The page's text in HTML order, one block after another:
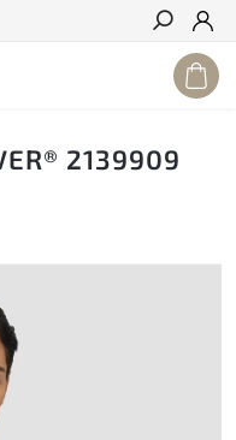
Hľadať
2139909